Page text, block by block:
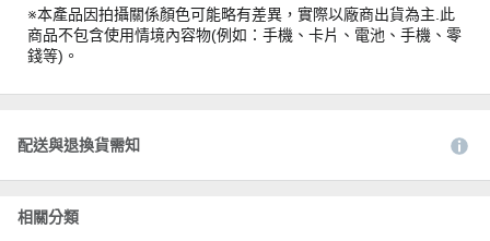
※本產品因拍攝關係顏色可能略有差異，實際以廠商出貨為主.此
商品不包含使用情境內容物(例如：手機、卡片、電池、手機、零
錢等)。
配送與退換貨需知
相關分類